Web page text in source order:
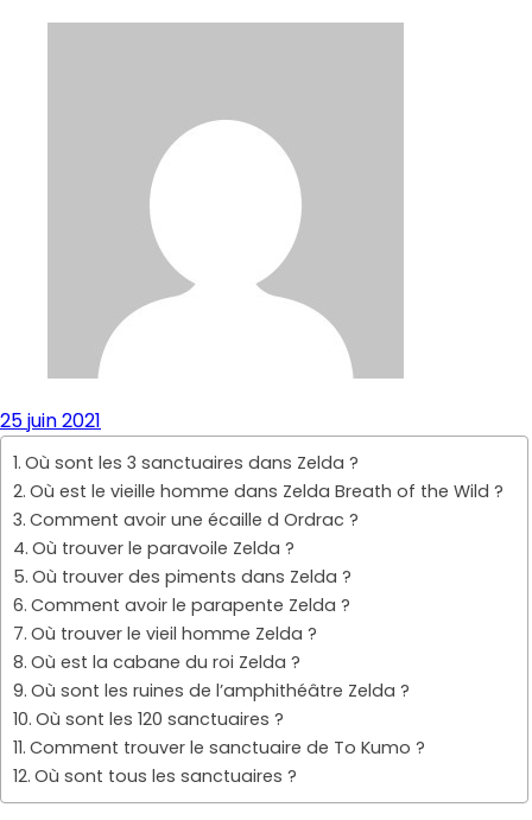
25 juin 2021
Où sont les 3 sanctuaires dans Zelda ?
Où est le vieille homme dans Zelda Breath of the Wild ?
Comment avoir une écaille d Ordrac ?
Où trouver le paravoile Zelda ?
Où trouver des piments dans Zelda ?
Comment avoir le parapente Zelda ?
Où trouver le vieil homme Zelda ?
Où est la cabane du roi Zelda ?
Où sont les ruines de l’amphithéâtre Zelda ?
Où sont les 120 sanctuaires ?
Comment trouver le sanctuaire de To Kumo ?
Où sont tous les sanctuaires ?